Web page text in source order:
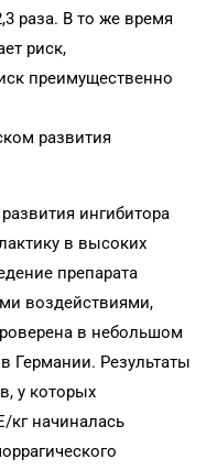
раза. В то же время
риск,
преимущественно
развития
ингибитора
в высоких
препарата
воздействиями,
в небольшом
Германии. Результаты
у которых
кг начиналась